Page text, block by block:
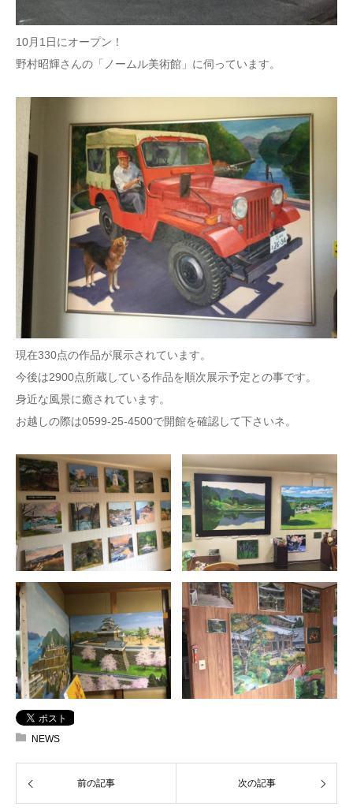
10月1日にオープン！
野村昭輝さんの「ノームル美術館」に伺っています。
現在330点の作品が展示されています。
今後は2900点所蔵している作品を順次展示予定との事です。
身近な風景に癒されています。
お越しの際は0599-25-4500で開館を確認して下さいネ。
NEWS
前の記事 次の記事